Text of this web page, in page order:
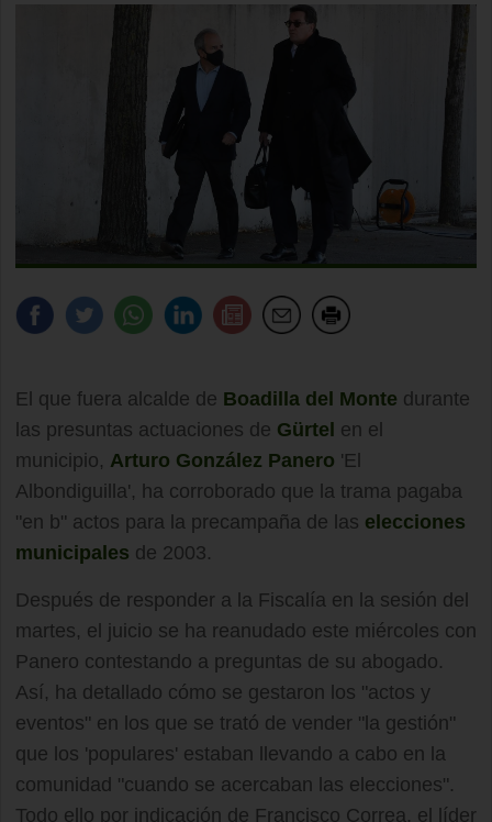
El que fuera alcalde de Boadilla del Monte durante
las presuntas actuaciones de Gürtel en el
municipio, Arturo González Panero 'El
Albondiguilla', ha corroborado que la trama pagaba
"en b" actos para la precampaña de las elecciones
municipales de 2003.
Después de responder a la Fiscalía en la sesión del
martes, el juicio se ha reanudado este miércoles con
Panero contestando a preguntas de su abogado.
Así, ha detallado cómo se gestaron los "actos y
eventos" en los que se trató de vender "la gestión"
que los 'populares' estaban llevando a cabo en la
comunidad "cuando se acercaban las elecciones".
Todo ello por indicación de Francisco Correa, el líder